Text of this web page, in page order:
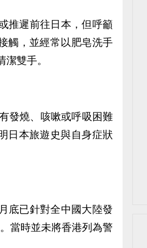
推遲前往日本，但呼籲
觸，並經常以肥皂洗手
雙手。
發燒、咳嗽或呼吸困難
日本旅遊史與自身症狀
底已針對全中國大陸發
當時並未將香港列為警